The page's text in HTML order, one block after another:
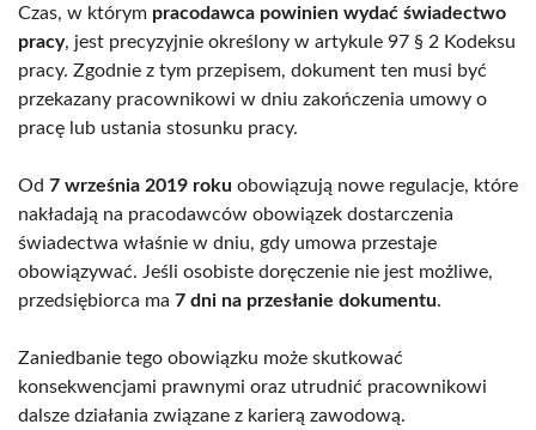
Czas, w którym pracodawca powinien wydać świadectwo
pracy, jest precyzyjnie określony w artykule 97 § 2 Kodeksu
pracy. Zgodnie z tym przepisem, dokument ten musi być
przekazany pracownikowi w dniu zakończenia umowy o
pracę lub ustania stosunku pracy.
Od 7 września 2019 roku obowiązują nowe regulacje, które
nakładają na pracodawców obowiązek dostarczenia
świadectwa właśnie w dniu, gdy umowa przestaje
obowiązywać. Jeśli osobiste doręczenie nie jest możliwe,
przedsiębiorca ma 7 dni na przesłanie dokumentu.
Zaniedbanie tego obowiązku może skutkować
konsekwencjami prawnymi oraz utrudnić pracownikowi
dalsze działania związane z karierą zawodową.